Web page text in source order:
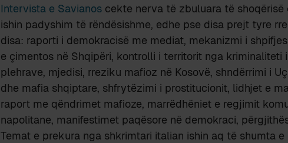
Intervista e Savianos cekte nerva të zbuluara të
ishin padyshim të rëndësishme, edhe pse disa prejt tyre
disa: raporti i demokracisë me mediat, mekanizmi i
e çimentos në Shqipëri, kontrolli i territorit nga kriminaliteti
plehrave, mjedisi, rreziku mafioz në Kosovë, shndërrimi i
dhe mafia shqiptare, shfrytëzimi i prostitucionit, lidhjet e
raport me qëndrimet mafioze, marrëdhëniet e regjimit
napolitane, manifestimet paqësore në demokraci,
Temat e prekura nga shkrimtari italian ishin aq të shumta e